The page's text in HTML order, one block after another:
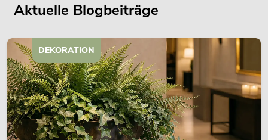
Aktuelle Blogbeiträge
DEKORATION